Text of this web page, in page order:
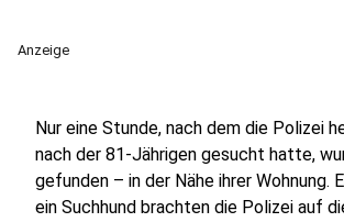
Anzeige
Nur eine Stunde, nach dem die Polizei
nach der 81-Jährigen gesucht hatte,
gefunden – in der Nähe ihrer Wohnung.
ein Suchhund brachten die Polizei auf